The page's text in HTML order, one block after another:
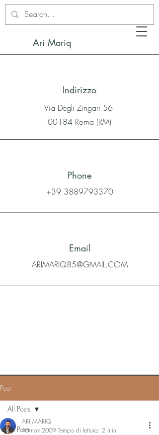
Ari Mariq
Indirizzo
Via Degli Zingari 56
00184 Roma (RM)
Phone
+39 3889793370
Email
ARIMARIQ85@GMAIL.COM
Post
All Posts
All Posts
ARI MARIQ
10 nov 2009 Tempo di lettura: 2 min